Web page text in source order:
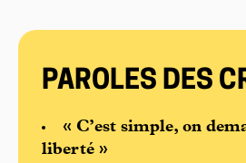
PAROLES DES
« C’est simple, on
liberté »